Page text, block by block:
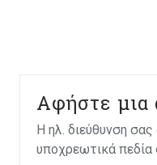
Αφήστε μια
Η ηλ. διεύθυνση σας
υποχρεωτικά πεδία